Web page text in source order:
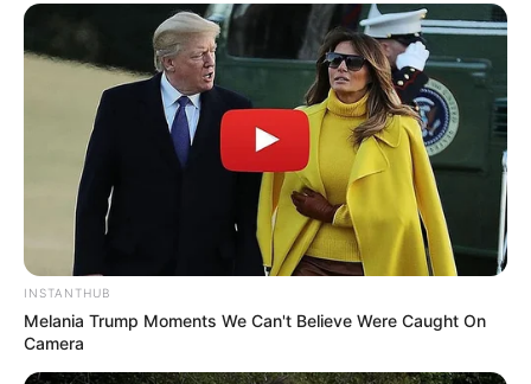
INSTANTHUB
Melania Trump Moments We Can't Believe Were Caught On
Camera